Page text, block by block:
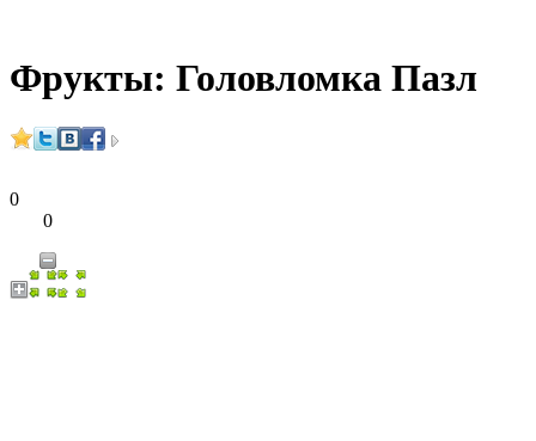
Фрукты: Головломка Пазл
0
0